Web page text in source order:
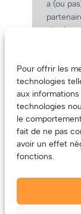
Pour offrir les
technologies
aux
technologies
le
fait de ne pas
avoir un effet
fonctions.
a (ou
cher!
On
(Oui, on
vous,